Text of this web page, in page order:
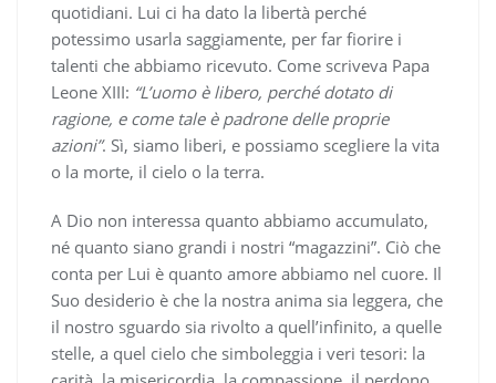
quotidiani. Lui ci ha dato la libertà perché
potessimo usarla saggiamente, per far fiorire i
talenti che abbiamo ricevuto. Come scriveva Papa
Leone XIII: “L’uomo è libero, perché dotato di
ragione, e come tale è padrone delle proprie
azioni”. Sì, siamo liberi, e possiamo scegliere la vita
o la morte, il cielo o la terra.
A Dio non interessa quanto abbiamo accumulato,
né quanto siano grandi i nostri “magazzini”. Ciò che
conta per Lui è quanto amore abbiamo nel cuore. Il
Suo desiderio è che la nostra anima sia leggera, che
il nostro sguardo sia rivolto a quell’infinito, a quelle
stelle, a quel cielo che simboleggia i veri tesori: la